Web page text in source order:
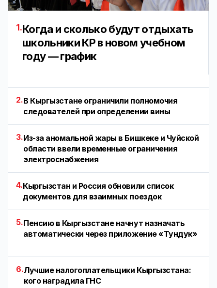
1.Когда и сколько будут отдыхать
школьники КР в новом учебном
году — график
2.В Кыргызстане ограничили полномочия
следователей при определении вины
3.Из-за аномальной жары в Бишкеке и Чуйской
области ввели временные ограничения
электроснабжения
4.Кыргызстан и Россия обновили список
документов для взаимных поездок
5.Пенсию в Кыргызстане начнут назначать
автоматически через приложение «Тундук»
6.Лучшие налогоплательщики Кыргызстана:
кого наградила ГНС